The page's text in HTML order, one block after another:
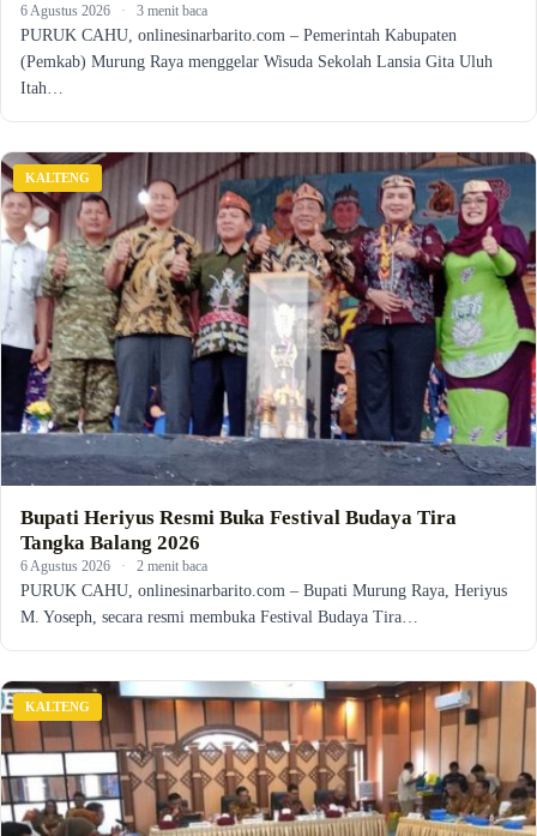
6 Agustus 2026 · 3 menit baca
PURUK CAHU, onlinesinarbarito.com – Pemerintah Kabupaten
(Pemkab) Murung Raya menggelar Wisuda Sekolah Lansia Gita Uluh
Itah…
KALTENG
Bupati Heriyus Resmi Buka Festival Budaya Tira
Tangka Balang 2026
6 Agustus 2026 · 2 menit baca
PURUK CAHU, onlinesinarbarito.com – Bupati Murung Raya, Heriyus
M. Yoseph, secara resmi membuka Festival Budaya Tira…
KALTENG